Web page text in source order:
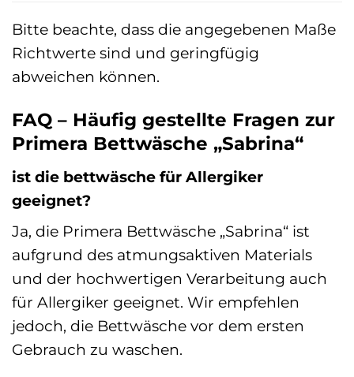
Bitte beachte, dass die angegebenen Maße
Richtwerte sind und geringfügig
abweichen können.
FAQ – Häufig gestellte Fragen zur
Primera Bettwäsche „Sabrina“
ist die bettwäsche für Allergiker
geeignet?
Ja, die Primera Bettwäsche „Sabrina“ ist
aufgrund des atmungsaktiven Materials
und der hochwertigen Verarbeitung auch
für Allergiker geeignet. Wir empfehlen
jedoch, die Bettwäsche vor dem ersten
Gebrauch zu waschen.